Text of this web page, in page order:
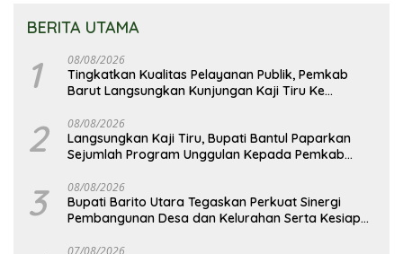
BERITA UTAMA
1 08/08/2026
Tingkatkan Kualitas Pelayanan Publik, Pemkab
Barut Langsungkan Kunjungan Kaji Tiru Ke
2 08/08/2026
Langsungkan Kaji Tiru, Bupati Bantul Paparkan
Sejumlah Program Unggulan Kepada Pemkab
3 08/08/2026
Bupati Barito Utara Tegaskan Perkuat Sinergi
Pembangunan Desa dan Kelurahan Serta Kesiapan
07/08/2026